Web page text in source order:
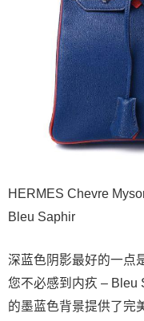
HERMES Chevre
Bleu Saphir
深蓝色阴影最好的一点
您不必感到内疚 – Bleu
的墨蓝色背景提供了完